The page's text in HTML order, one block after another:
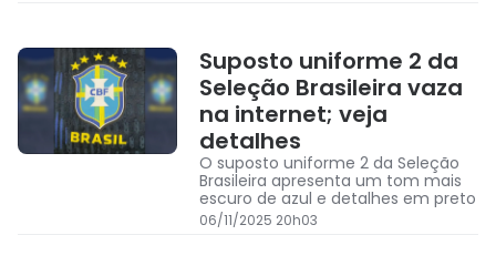
Suposto uniforme 2 da
Seleção Brasileira vaza
na internet; veja
detalhes
O suposto uniforme 2 da Seleção
Brasileira apresenta um tom mais
escuro de azul e detalhes em preto
06/11/2025 20h03